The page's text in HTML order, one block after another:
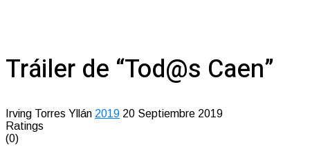
Tráiler de “Tod@s Caen”
Irving Torres Yllán 2019 20 Septiembre 2019
Ratings
(0)